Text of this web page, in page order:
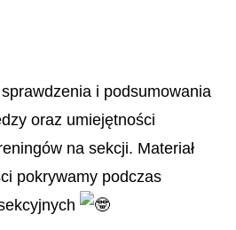
i podsumowania
oraz umiejętności
na sekcji. Materiał
pokrywamy podczas